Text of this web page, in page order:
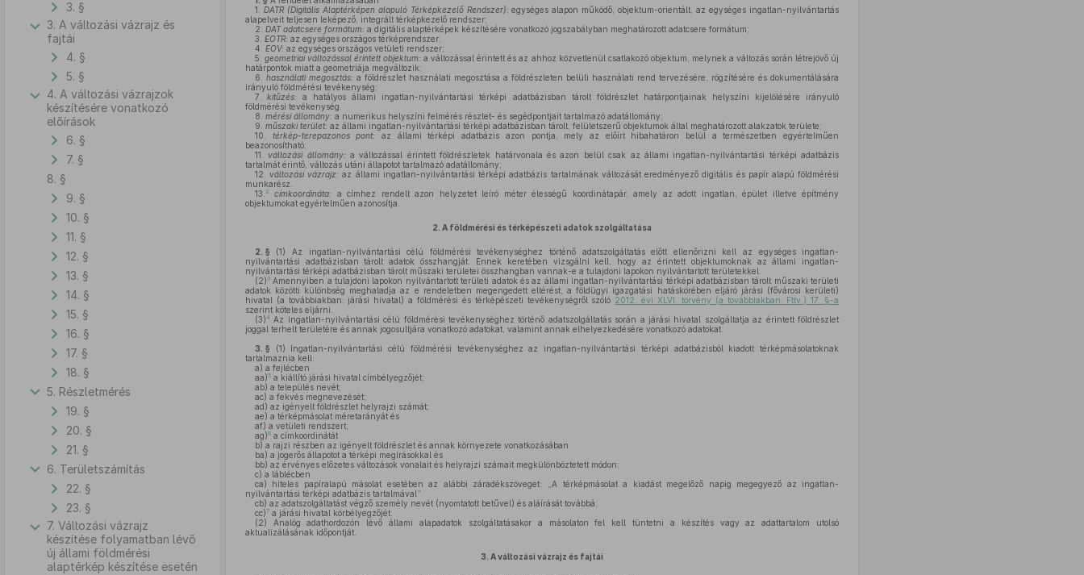
3. §
3. A változási vázrajz és
fajtái
4. §
5. §
4. A változási vázrajzok
készítésére vonatkozó
előírások
6. §
7. §
8. §
9. §
10. §
11. §
12. §
13. §
14. §
15. §
16. §
17. §
18. §
5. Részletmérés
19. §
20. §
21. §
6. Területszámítás
22. §
23. §
7. Változási vázrajz
készítése folyamatban lévő
új állami földmérési
alaptérkép készítése esetén
1.
DATR (Digitális Alaptérképen alapuló Térképkezelő Rendszer): egységes alapon működő, objektum-orientált, az egységes ingatlan-nyilvántartás
alapelveit teljesen leképező, integrált térképkezelő rendszer;
2. DAT adatcsere formátum: a digitális alaptérképek készítésére vonatkozó jogszabályban meghatározott adatcsere formátum;
3. EOTR: az egységes országos térképrendszer;
4. EOV: az egységes országos vetületi rendszer;
5. geometriai változással érintett objektum: a változással érintett és az ahhoz közvetlenül csatlakozó objektum, melynek a változás során létrejövő új
határpontok miatt a geometriája megváltozik;
6.
használati megosztás: a földrészlet használati megosztása a földrészleten belüli használati rend tervezésére, rögzítésére és dokumentálására
irányuló földmérési tevékenység;
7.
kitűzés: a hatályos állami ingatlan-nyilvántartási térképi adatbázisban tárolt földrészlet határpontjainak helyszíni kijelölésére irányuló
földmérési tevékenység.
8. mérési állomány: a numerikus helyszíni felmérés részlet- és segédpontjait tartalmazó adatállomány;
9. műszaki terület: az állami ingatlan-nyilvántartási térképi adatbázisban tárolt, felületszerű objektumok által meghatározott alakzatok területe;
10.
térkép-terepazonos pont:
az állami térképi adatbázis azon pontja, mely az előírt hibahatáron belül a természetben egyértelműen
beazonosítható;
11.
változási állomány: a változással érintett földrészletek határvonala és azon belül csak az állami ingatlan-nyilvántartási térképi adatbázis
tartalmát érintő, változás utáni állapotot tartalmazó adatállomány;
12.
változási vázrajz: az állami ingatlan-nyilvántartási térképi adatbázis tartalmának változását eredményező digitális és papír alapú földmérési
munkarész.
13. 2 címkoordináta:
a címhez rendelt azon helyzetet leíró méter élességű koordinátapár, amely az adott ingatlan, épület illetve építmény
objektumokat egyértelműen azonosítja.
2. A földmérési és térképészeti adatok szolgáltatása
2. § (1)
Az ingatlan-nyilvántartási célú földmérési tevékenységhez történő adatszolgáltatás előtt ellenőrizni kell az egységes ingatlan-
nyilvántartási adatbázisban tárolt adatok összhangját. Ennek keretében vizsgálni kell, hogy az érintett objektumoknak az állami ingatlan-
nyilvántartási térképi adatbázisban tárolt műszaki területei összhangban vannak-e a tulajdoni lapokon nyilvántartott területekkel.
(2) 3Amennyiben a tulajdoni lapokon nyilvántartott területi adatok és az állami ingatlan-nyilvántartási térképi adatbázisban tárolt műszaki területi
adatok közötti különbség meghaladja az e rendeletben megengedett eltérést, a földügyi igazgatási hatáskörében eljáró járási (fővárosi kerületi)
hivatal (a továbbiakban: járási hivatal) a földmérési és térképészeti tevékenységről szóló 2012. évi XLVI. törvény (a továbbiakban: Fttv.) 17. §-a
szerint köteles eljárni.
(3)4Az ingatlan-nyilvántartási célú földmérési tevékenységhez történő adatszolgáltatás során a járási hivatal szolgáltatja az érintett földrészlet
joggal terhelt területére és annak jogosultjára vonatkozó adatokat, valamint annak elhelyezkedésére vonatkozó adatokat.
3. § (1) Ingatlan-nyilvántartási célú földmérési tevékenységhez az ingatlan-nyilvántartási térképi adatbázisból kiadott térképmásolatoknak
tartalmaznia kell:
a) a fejlécben
aa)5a kiállító járási hivatal címbélyegzőjét;
ab) a település nevét;
ac) a fekvés megnevezését;
ad) az igényelt földrészlet helyrajzi számát;
ae) a térképmásolat méretarányát és
af) a vetületi rendszert;
ag)6a címkoordinátát
b) a rajzi részben az igényelt földrészlet és annak környezete vonatkozásában
ba) a jogerős állapotot a térképi megírásokkal és
bb) az érvényes előzetes változások vonalait és helyrajzi számait megkülönböztetett módon;
c) a láblécben
ca) hiteles papíralapú másolat esetében az alábbi záradékszöveget: „A térképmásolat a kiadást megelőző napig megegyező az ingatlan-
nyilvántartási térképi adatbázis tartalmával”
cb) az adatszolgáltatást végző személy nevét (nyomtatott betűvel) és aláírását továbbá;
cc)7a járási hivatal körbélyegzőjét.
(2) Analóg adathordozón lévő állami alapadatok szolgáltatásakor a másolaton fel kell tüntetni a készítés vagy az adattartalom utolsó
aktualizálásának időpontját.
3. A változási vázrajz és fajtái